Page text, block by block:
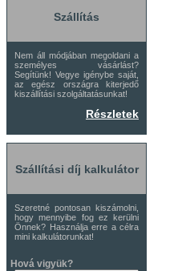
Szállítás
Nem áll módjában megoldani a
személyes vásárlást?
Segítünk! Vegye igénybe saját,
az egész országra kiterjedő
kiszállítási szolgáltatásunkat!
Részletek
Szállítási díj kalkulátor
Szeretné pontosan kiszámolni,
hogy mennyibe fog ez kerülni
Önnek? Használja erre a célra
mini kalkulátorunkat!
Hová vigyük?